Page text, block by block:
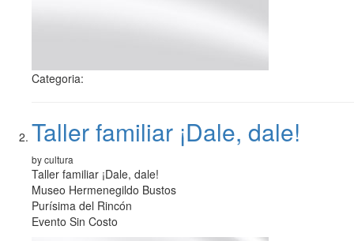
Categoria:
Taller familiar ¡Dale, dale!
by cultura
Taller familiar ¡Dale, dale!
Museo Hermenegildo Bustos
Purísima del Rincón
Evento Sin Costo